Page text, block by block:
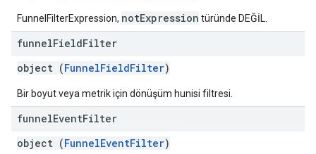
FunnelFilterExpression, notExpression türünde DEĞİL.
funnelFieldFilter
object (FunnelFieldFilter)
Bir boyut veya metrik için dönüşüm hunisi filtresi.
funnelEventFilter
object (FunnelEventFilter)